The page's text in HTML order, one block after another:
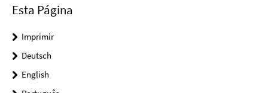
Esta Página
Imprimir
Deutsch
English